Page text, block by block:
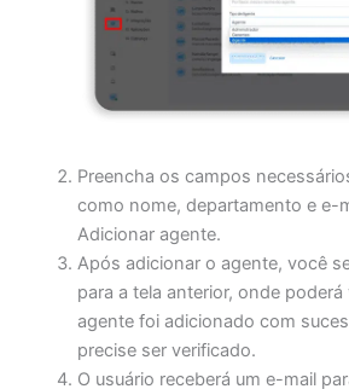
Preencha os campos
como nome, departamento e e-
Adicionar agente.
Após adicionar o agente, você
para a tela anterior, onde poderá
agente foi adicionado com
precise ser verificado.
O usuário receberá um e-mail